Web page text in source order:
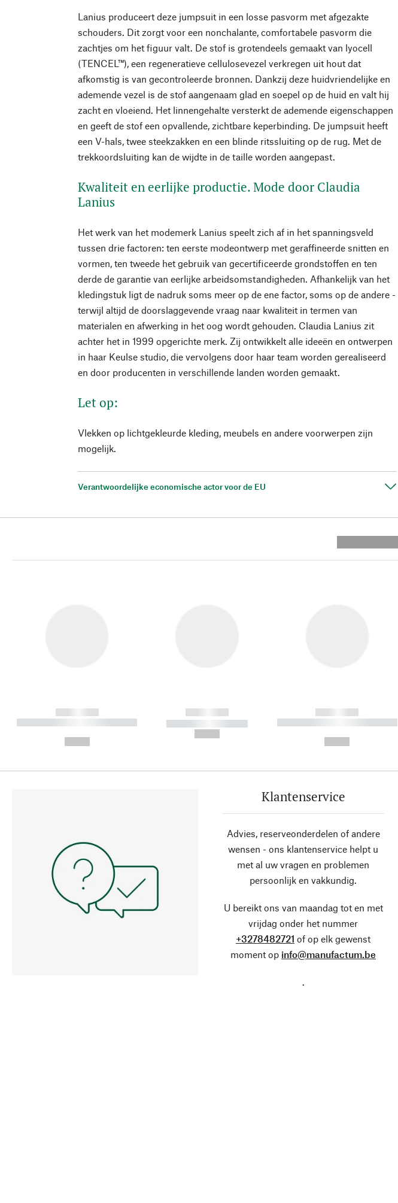
Lanius produceert deze jumpsuit in een losse pasvorm met afgezakte
schouders. Dit zorgt voor een nonchalante, comfortabele pasvorm die
zachtjes om het figuur valt. De stof is grotendeels gemaakt van lyocell
(TENCEL™), een regeneratieve cellulosevezel verkregen uit hout dat
afkomstig is van gecontroleerde bronnen. Dankzij deze huidvriendelijke en
ademende vezel is de stof aangenaam glad en soepel op de huid en valt hij
zacht en vloeiend. Het linnengehalte versterkt de ademende eigenschappen
en geeft de stof een opvallende, zichtbare keperbinding. De jumpsuit heeft
een V-hals, twee steekzakken en een blinde ritssluiting op de rug. Met de
trekkoordsluiting kan de wijdte in de taille worden aangepast.
Kwaliteit en eerlijke productie. Mode door Claudia
Lanius
Het werk van het modemerk Lanius speelt zich af in het spanningsveld
tussen drie factoren: ten eerste modeontwerp met geraffineerde snitten en
vormen, ten tweede het gebruik van gecertificeerde grondstoffen en ten
derde de garantie van eerlijke arbeidsomstandigheden. Afhankelijk van het
kledingstuk ligt de nadruk soms meer op de ene factor, soms op de andere -
terwijl altijd de doorslaggevende vraag naar kwaliteit in termen van
materialen en afwerking in het oog wordt gehouden. Claudia Lanius zit
achter het in 1999 opgerichte merk. Zij ontwikkelt alle ideeën en ontwerpen
in haar Keulse studio, die vervolgens door haar team worden gerealiseerd
en door producenten in verschillende landen worden gemaakt.
Let op:
Vlekken op lichtgekleurde kleding, meubels en andere voorwerpen zijn
mogelijk.
Verantwoordelijke economische actor voor de EU
------------
----------- ----------- ----------
------------
----------- -----------
------------
----------- ----------- ----------
Klantenservice
Advies, reserveonderdelen of andere
wensen - ons klantenservice helpt u
met al uw vragen en problemen
persoonlijk en vakkundig.
U bereikt ons van maandag tot en met
vrijdag onder het nummer
+3278482721 of op elk gewenst
moment op info@manufactum.be
.